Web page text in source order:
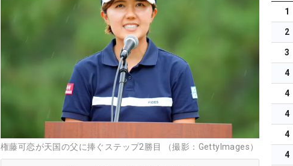
権藤可恋が天国の父に捧ぐステップ2勝目 （撮影：GettyImages）
1
2
3
4
4
4
4
4